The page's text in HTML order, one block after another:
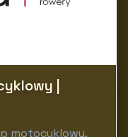
|
motocyklowy,